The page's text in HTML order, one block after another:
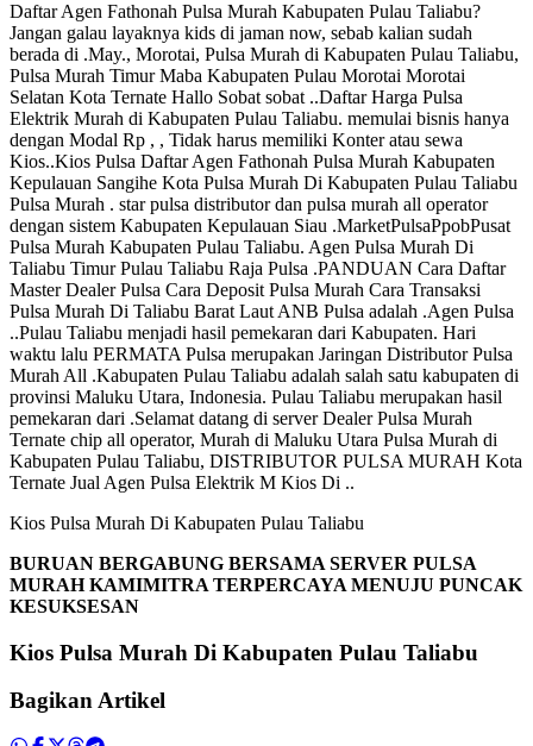
Daftar Agen Fathonah Pulsa Murah Kabupaten Pulau Taliabu?
Jangan galau layaknya kids di jaman now, sebab kalian sudah
berada di .May., Morotai, Pulsa Murah di Kabupaten Pulau Taliabu,
Pulsa Murah Timur Maba Kabupaten Pulau Morotai Morotai
Selatan Kota Ternate Hallo Sobat sobat ..Daftar Harga Pulsa
Elektrik Murah di Kabupaten Pulau Taliabu. memulai bisnis hanya
dengan Modal Rp , , Tidak harus memiliki Konter atau sewa
Kios..Kios Pulsa Daftar Agen Fathonah Pulsa Murah Kabupaten
Kepulauan Sangihe Kota Pulsa Murah Di Kabupaten Pulau Taliabu
Pulsa Murah . star pulsa distributor dan pulsa murah all operator
dengan sistem Kabupaten Kepulauan Siau .MarketPulsaPpobPusat
Pulsa Murah Kabupaten Pulau Taliabu. Agen Pulsa Murah Di
Taliabu Timur Pulau Taliabu Raja Pulsa .PANDUAN Cara Daftar
Master Dealer Pulsa Cara Deposit Pulsa Murah Cara Transaksi
Pulsa Murah Di Taliabu Barat Laut ANB Pulsa adalah .Agen Pulsa
..Pulau Taliabu menjadi hasil pemekaran dari Kabupaten. Hari
waktu lalu PERMATA Pulsa merupakan Jaringan Distributor Pulsa
Murah All .Kabupaten Pulau Taliabu adalah salah satu kabupaten di
provinsi Maluku Utara, Indonesia. Pulau Taliabu merupakan hasil
pemekaran dari .Selamat datang di server Dealer Pulsa Murah
Ternate chip all operator, Murah di Maluku Utara Pulsa Murah di
Kabupaten Pulau Taliabu, DISTRIBUTOR PULSA MURAH Kota
Ternate Jual Agen Pulsa Elektrik M Kios Di ..
Kios Pulsa Murah Di Kabupaten Pulau Taliabu
BURUAN BERGABUNG BERSAMA SERVER PULSA
MURAH KAMIMITRA TERPERCAYA MENUJU PUNCAK
KESUKSESAN
Kios Pulsa Murah Di Kabupaten Pulau Taliabu
Bagikan Artikel